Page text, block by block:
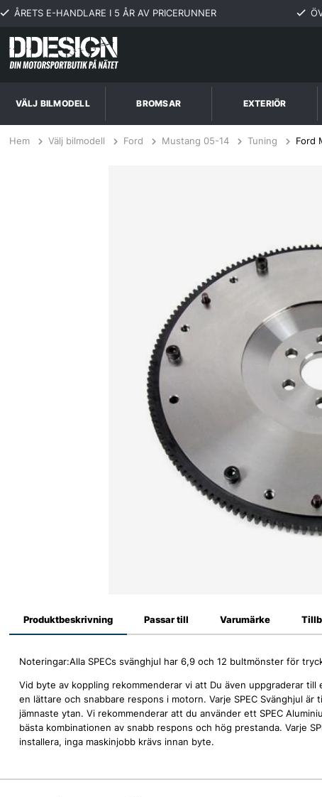
ÅRETS E-HANDLARE I 5 ÅR AV PRICERUNNER
VÄLJ BILMODELL BROMSAR EXTERIÖR
Hem Välj bilmodell Ford Mustang 05-14 Tuning Ford
Produktbeskrivning
Noteringar:Alla SPECs svänghjul har 6,9 och 12 bultmönster för
Vid byte av koppling rekommenderar vi att Du även uppgraderar
en lättare och snabbare respons i motorn. Varje SPEC Svänghjul
jämnaste ytan. Vi rekommenderar att du använder ett SPEC
bästa kombinationen av snabb respons och hög prestanda. Varje
installera, inga maskinjobb krävs innan byte.
Passar till Varumärke